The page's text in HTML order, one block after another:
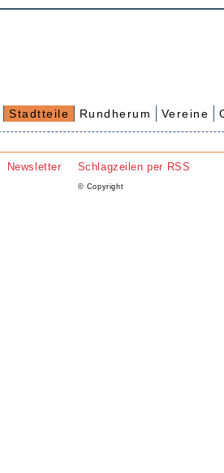
Stadtteile Rundherum Vereine
Newsletter Schlagzeilen per RSS
© Copyright